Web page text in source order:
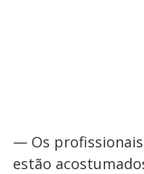
— Os
estão